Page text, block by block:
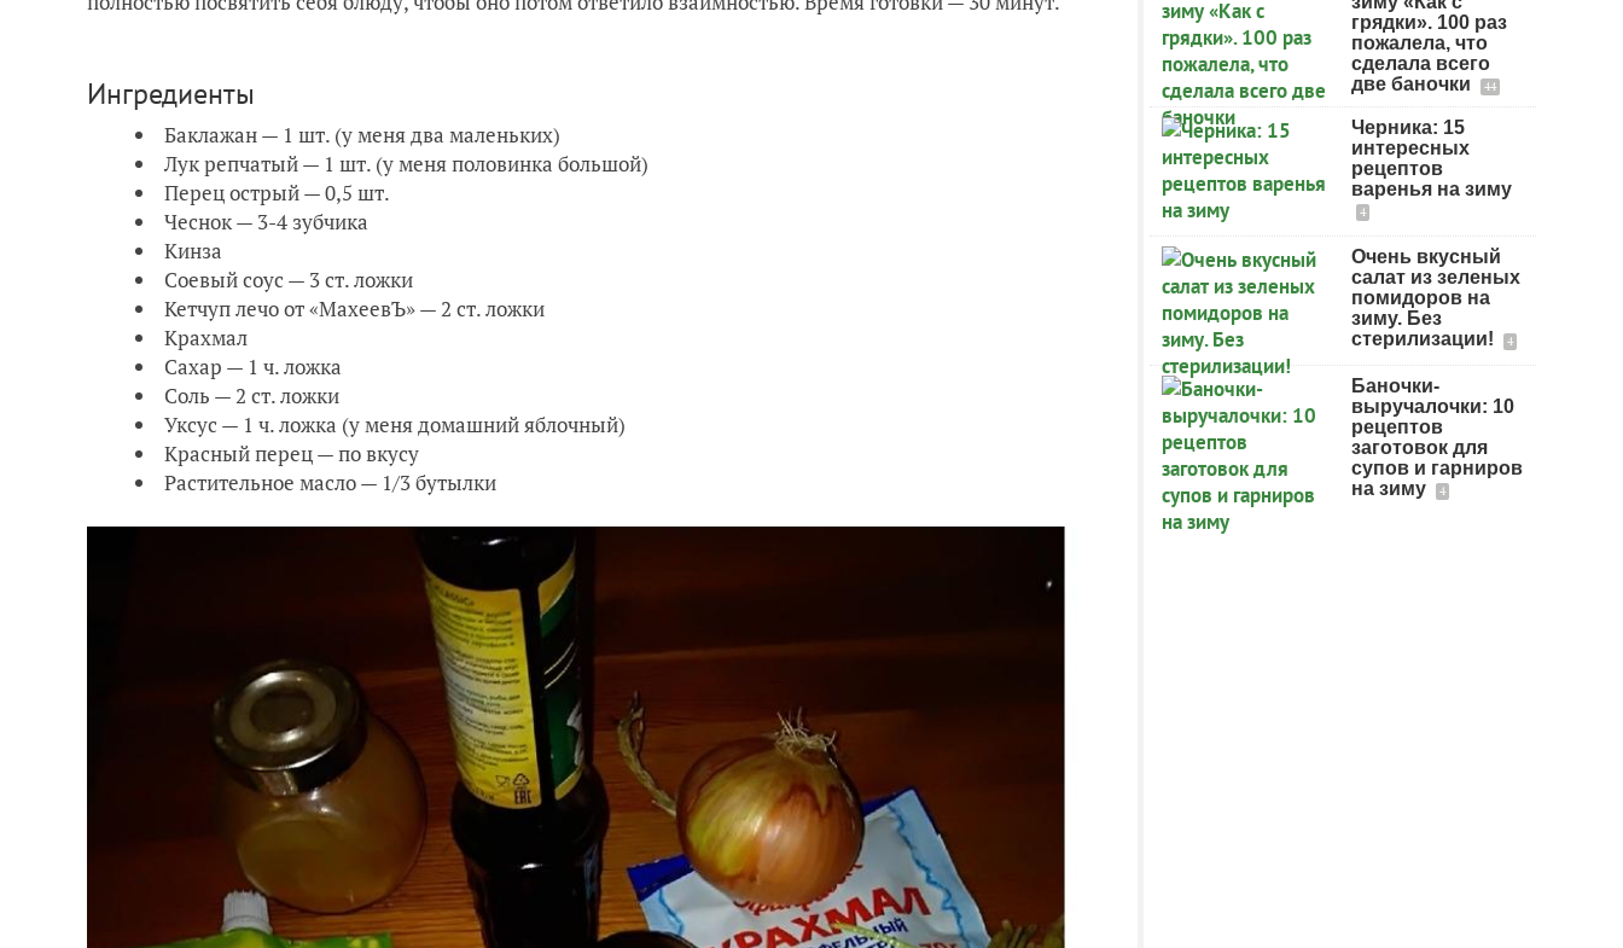
Ингредиенты
Баклажан — 1 шт. (у меня два маленьких)
Лук репчатый — 1 шт. (у меня половинка большой)
Перец острый — 0,5 шт.
Чеснок — 3-4 зубчика
Кинза
Соевый соус — 3 ст. ложки
Кетчуп лечо от «МахеевЪ» — 2 ст. ложки
Крахмал
Сахар — 1 ч. ложка
Соль — 2 ст. ложки
Уксус — 1 ч. ложка (у меня домашний яблочный)
Красный перец — по вкусу
Растительное масло — 1/3 бутылки
грядки». 100 раз
пожалела, что
сделала всего
две баночки
44
Черника: 15
интересных
рецептов
варенья на зиму
4
Очень вкусный
салат из зеленых
помидоров на
зиму. Без
стерилизации!
4
Баночки-
выручалочки: 10
рецептов
заготовок для
супов и гарниров
на зиму
4